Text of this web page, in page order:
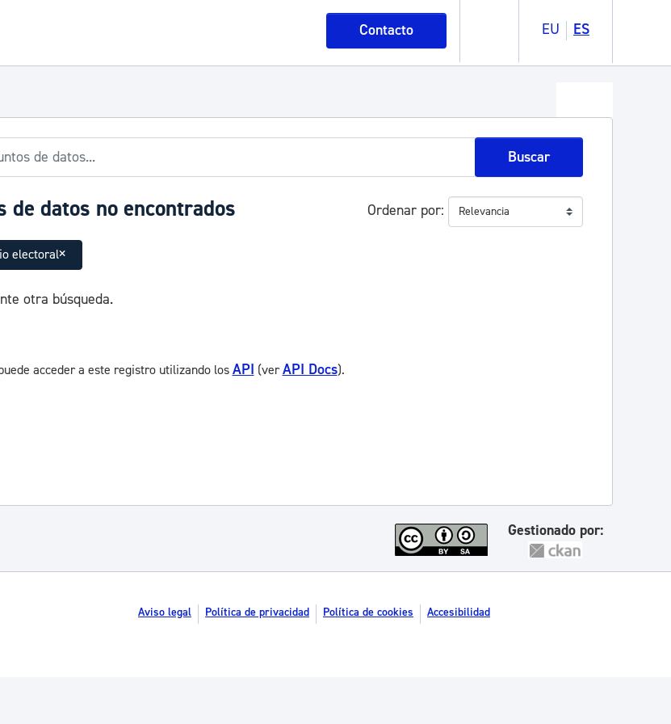
Contacto
EU ES
Buscar
Ordenar por
de datos no encontrados
electoral
otra búsqueda.
acceder a este registro utilizando los API (verAPI Docs).
Gestionado por:
Aviso legal Política de privacidad Política de cookies Accesibilidad